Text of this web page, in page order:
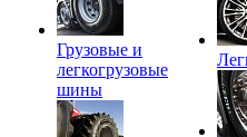
Грузовые и
легкогрузовые
шины